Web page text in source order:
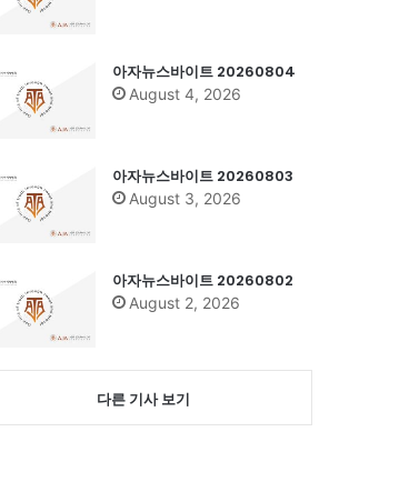
아자뉴스바이트 20260804
August 4, 2026
아자뉴스바이트 20260803
August 3, 2026
아자뉴스바이트 20260802
August 2, 2026
다른 기사 보기